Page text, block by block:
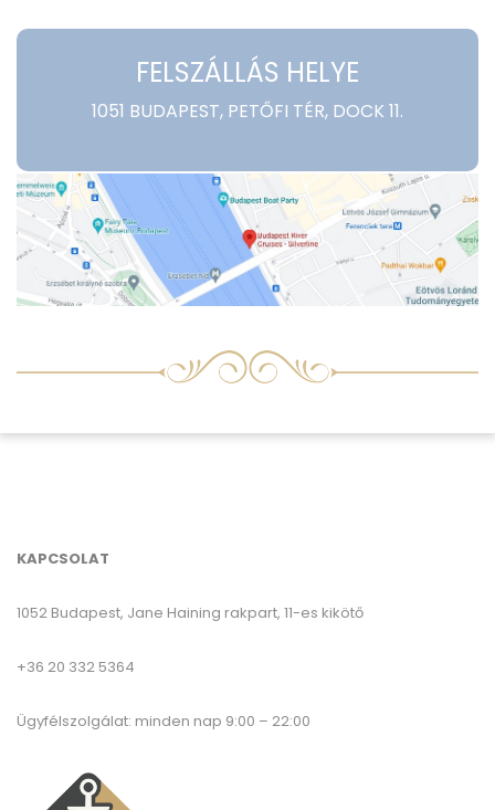
FELSZÁLLÁS HELYE
1051 BUDAPEST, PETŐFI TÉR, DOCK 11.
KAPCSOLAT
1052 Budapest, Jane Haining rakpart, 11-es kikötő
+36 20 332 5364
Ügyfélszolgálat: minden nap 9:00 – 22:00